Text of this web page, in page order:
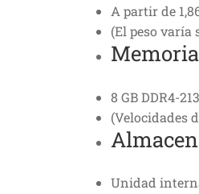
A partir de
(El peso
Memoria
8 GB DDR4-
(Velocidades
Unidad